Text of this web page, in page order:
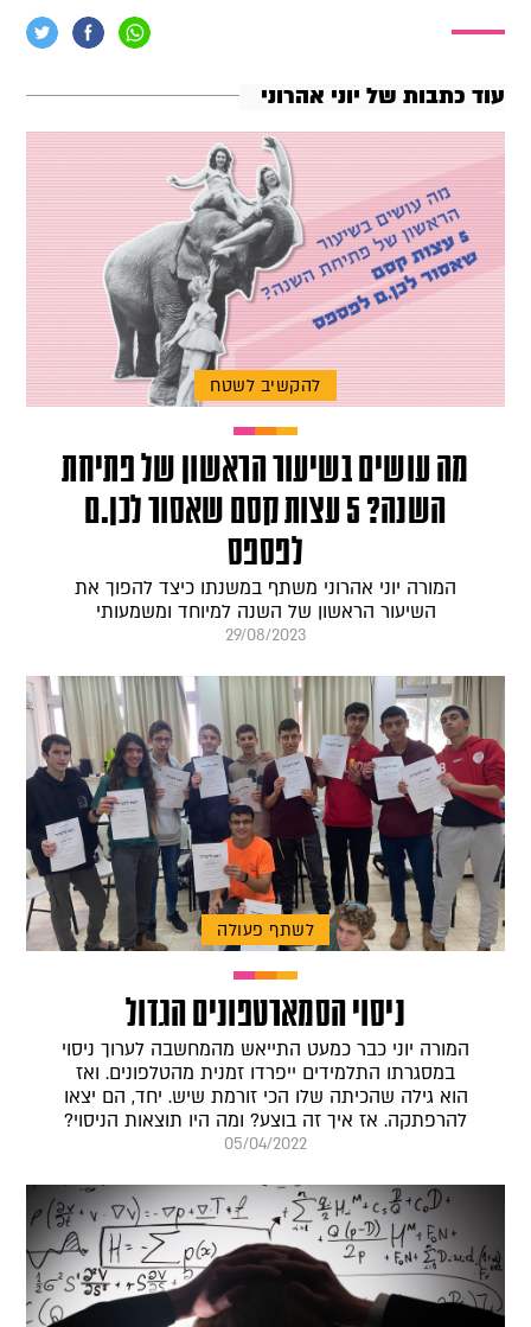
עוד כתבות של יוני אהרוני
להקשיב לשטח
מה עושים בשיעור הראשון של פתיחת
השנה? 5 עצות קסם שאסור לכן.ם
לפספס
המורה יוני אהרוני משתף במשנתו כיצד להפוך את
השיעור הראשון של השנה למיוחד ומשמעותי
29/08/2023
לשתף פעולה
ניסוי הסמארטפונים הגדול
המורה יוני כבר כמעט התייאש מהמחשבה לערוך ניסוי
במסגרתו התלמידים ייפרדו זמנית מהטלפונים. ואז
הוא גילה שהכיתה שלו הכי זורמת שיש. יחד, הם יצאו
להרפתקה. אז איך זה בוצע? ומה היו תוצאות הניסוי?
05/04/2022